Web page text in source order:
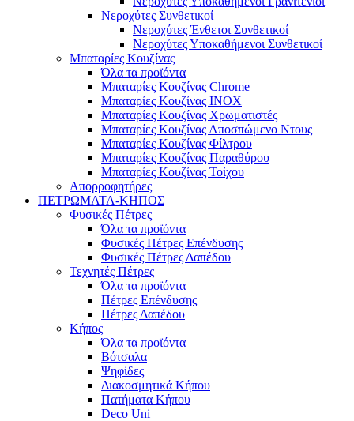
Νεροχύτες Συνθετικοί
Νεροχύτες Ένθετοι Συνθετικοί
Νεροχύτες Υποκαθήμενοι Συνθετικοί
Μπαταρίες Κουζίνας
Όλα τα προϊόντα
Μπαταρίες Κουζίνας Chrome
Μπαταρίες Κουζίνας INOX
Μπαταρίες Κουζίνας Χρωματιστές
Μπαταρίες Κουζίνας Αποσπώμενο Ντους
Μπαταρίες Κουζίνας Φίλτρου
Μπαταρίες Κουζίνας Παραθύρου
Μπαταρίες Κουζίνας Τοίχου
Απορροφητήρες
ΠΕΤΡΩΜΑΤΑ-ΚΗΠΟΣ
Φυσικές Πέτρες
Όλα τα προϊόντα
Φυσικές Πέτρες Επένδυσης
Φυσικές Πέτρες Δαπέδου
Τεχνητές Πέτρες
Όλα τα προϊόντα
Πέτρες Επένδυσης
Πέτρες Δαπέδου
Κήπος
Όλα τα προϊόντα
Βότσαλα
Ψηφίδες
Διακοσμητικά Κήπου
Πατήματα Κήπου
Deco Uni